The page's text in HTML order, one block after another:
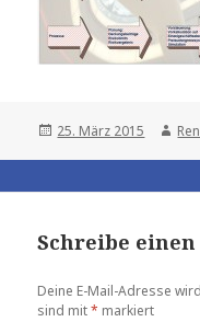
Posted
25. März 2015
Schreibe
Deine E-Mail-Adresse
sind mit* markiert